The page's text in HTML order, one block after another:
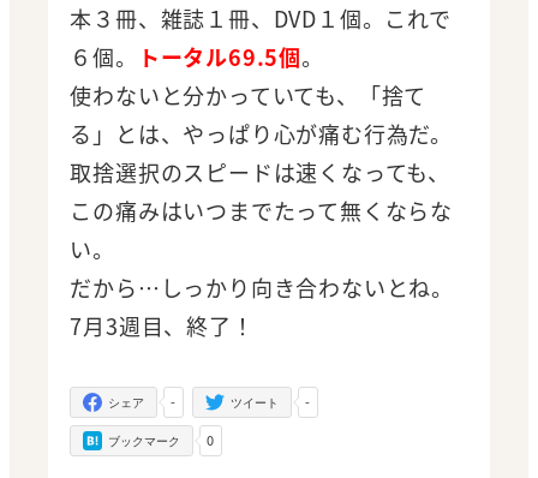
本３冊、雑誌１冊、DVD１個。これで
６個。
トータル69.5個。
使わないと分かっていても、「捨て
る」とは、やっぱり心が痛む行為だ。
取捨選択のスピードは速くなっても、
この痛みはいつまでたって無くならな
い。
だから…しっかり向き合わないとね。
7月3週目、終了！
-
シェア -
ツイート
0
ブックマーク